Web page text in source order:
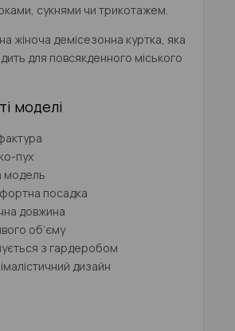
сукнями чи трикотажем.
жіноча демісезонна куртка, яка
для повсякденного міського
моделі
пух
модель
посадка
довжина
об’єму
з гардеробом
дизайн